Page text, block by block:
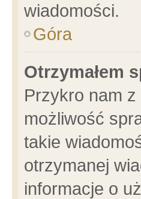
wiadomości.
Góra
Otrzymałem
Przykro nam z
możliwość
takie
otrzymanej
informacje o